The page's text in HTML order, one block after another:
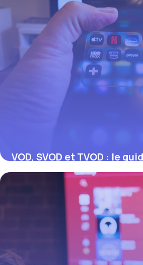
VOD, SVOD et TVOD : le
tout comprendre